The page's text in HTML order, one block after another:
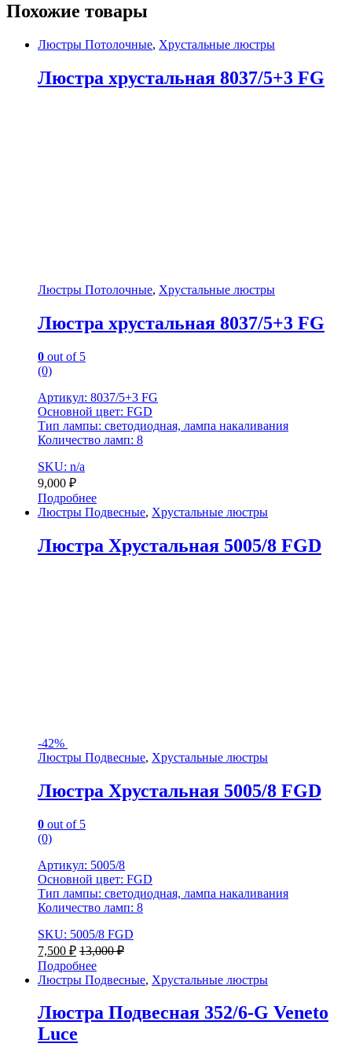
Похожие товары
Люстры Потолочные, Хрустальные люстры
Люстра хрустальная 8037/5+3 FG
Люстры Потолочные, Хрустальные люстры
Люстра хрустальная 8037/5+3 FG
0 out of 5
(0)
Артикул: 8037/5+3 FG
Основной цвет: FGD
Тип лампы: светодиодная, лампа накаливания
Количество ламп: 8
SKU: n/a
9,000 ₽
Подробнее
Люстры Подвесные, Хрустальные люстры
Люстра Хрустальная 5005/8 FGD
-42%
Люстры Подвесные, Хрустальные люстры
Люстра Хрустальная 5005/8 FGD
0 out of 5
(0)
Артикул: 5005/8
Основной цвет: FGD
Тип лампы: светодиодная, лампа накаливания
Количество ламп: 8
SKU: 5005/8 FGD
7,500 ₽ 13,000₽
Подробнее
Люстры Подвесные, Хрустальные люстры
Люстра Подвесная 352/6-G Veneto
Luce